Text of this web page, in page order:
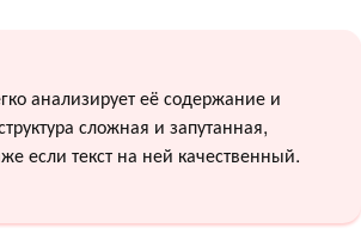
анализирует её содержание и
сложная и запутанная,
если текст на ней качественный.